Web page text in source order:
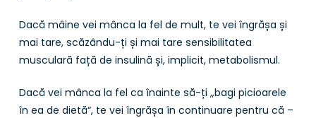
Dacă mâine vei mânca la fel de mult, te vei îngrășa și
mai tare, scăzându-ți și mai tare sensibilitatea
musculară față de insulină și, implicit, metabolismul.
Dacă vei mânca la fel ca înainte să-ți „bagi picioarele
în ea de dietă“, te vei îngrășa în continuare pentru că –